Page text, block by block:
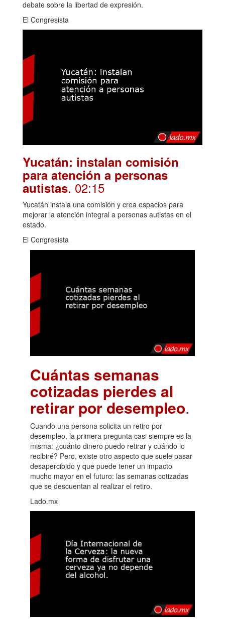
debate sobre la libertad de expresión.
El Congresista
Yucatán: instalan comisión
para atención a personas
autistas. 02:15
Yucatán instala una comisión y crea espacios para
mejorar la atención integral a personas autistas en el
estado.
El Congresista
Cuántas semanas
cotizadas pierdes al
retirar por desempleo.
Cuando una persona solicita un retiro por
desempleo, la primera pregunta casi siempre es la
misma: ¿cuánto dinero puedo retirar y cuándo lo
recibiré? Pero, existe otro aspecto que suele pasar
desapercibido y que puede tener un impacto
mucho mayor en el futuro: las semanas cotizadas
que se descuentan al realizar el retiro.
Lado.mx